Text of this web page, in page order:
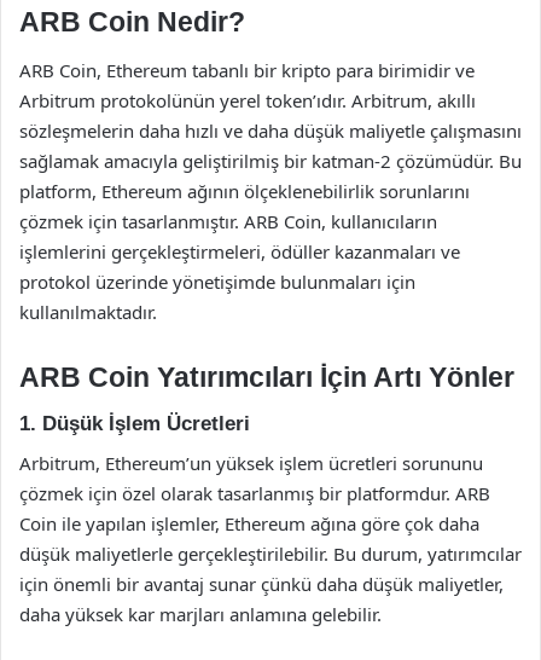
ARB Coin Nedir?
ARB Coin, Ethereum tabanlı bir kripto para birimidir ve
Arbitrum protokolünün yerel token’ıdır. Arbitrum, akıllı
sözleşmelerin daha hızlı ve daha düşük maliyetle çalışmasını
sağlamak amacıyla geliştirilmiş bir katman-2 çözümüdür. Bu
platform, Ethereum ağının ölçeklenebilirlik sorunlarını
çözmek için tasarlanmıştır. ARB Coin, kullanıcıların
işlemlerini gerçekleştirmeleri, ödüller kazanmaları ve
protokol üzerinde yönetişimde bulunmaları için
kullanılmaktadır.
ARB Coin Yatırımcıları İçin Artı Yönler
1. Düşük İşlem Ücretleri
Arbitrum, Ethereum’un yüksek işlem ücretleri sorununu
çözmek için özel olarak tasarlanmış bir platformdur. ARB
Coin ile yapılan işlemler, Ethereum ağına göre çok daha
düşük maliyetlerle gerçekleştirilebilir. Bu durum, yatırımcılar
için önemli bir avantaj sunar çünkü daha düşük maliyetler,
daha yüksek kar marjları anlamına gelebilir.